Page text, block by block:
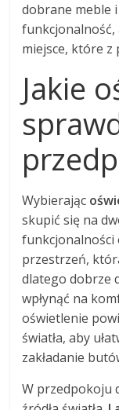
dobrane meble
funkcjonalność,
miejsce, które z
Jakie
Wybierając
skupić się na
funkcjonalności
przestrzeń,
dlatego dobrze
wpłynąć na
oświetlenie
światła, aby
zakładanie
W przedpokoju